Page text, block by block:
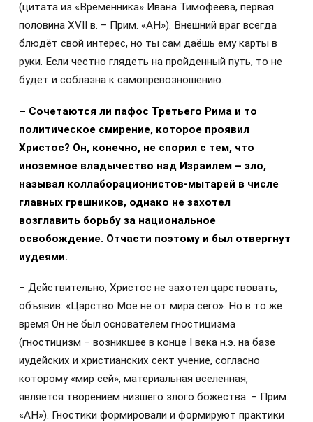
(цитата из «Временника» Ивана Тимофеева, первая
половина XVII в. – Прим. «АН»). Внешний враг всегда
блюдёт свой интерес, но ты сам даёшь ему карты в
руки. Если честно глядеть на пройденный путь, то не
будет и соблазна к самопревозношению.
– Сочетаются ли пафос Третьего Рима и то
политическое смирение, которое проявил
Христос? Он, конечно, не спорил с тем, что
иноземное владычество над Израилем – зло,
называл коллаборационистов-мытарей в числе
главных грешников, однако не захотел
возглавить борьбу за национальное
освобождение. Отчасти поэтому и был отвергнут
иудеями.
– Действительно, Христос не захотел царствовать,
объявив: «Царство Моё не от мира сего». Но в то же
время Он не был основателем гностицизма
(гностицизм – возникшее в конце I века н.э. на базе
иудейских и христианских сект учение, согласно
которому «мир сей», материальная вселенная,
является творением низшего злого божества. – Прим.
«АН»). Гностики формировали и формируют практики